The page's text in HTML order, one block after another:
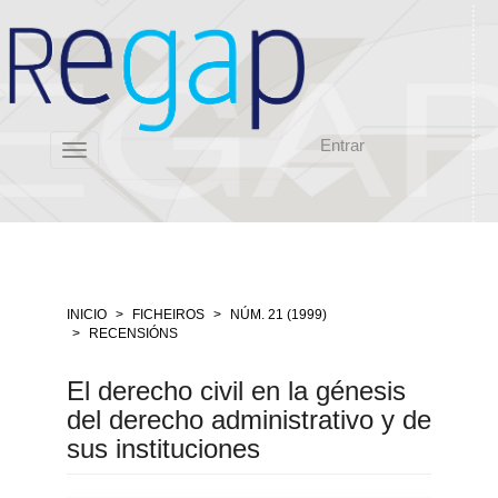
rápido
contido
da
Navegación
principal
Entrar
Toggle
navigation
INICIO FICHEIROS
NÚM. 21 (1999)
RECENSIÓNS
El derecho civil en la génesis
del derecho administrativo y de
sus instituciones